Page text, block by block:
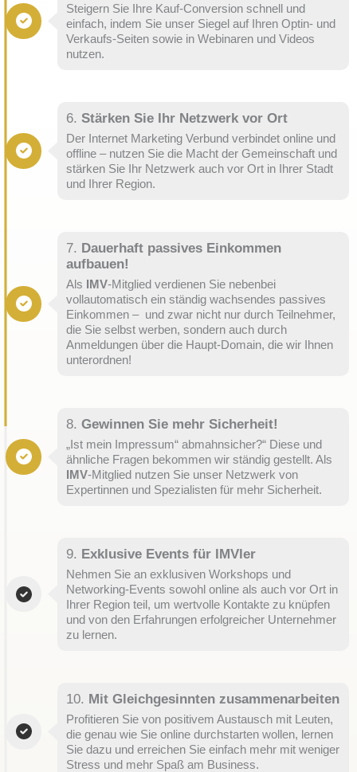
Steigern Sie Ihre Kauf-Conversion schnell und
einfach, indem Sie unser Siegel auf Ihren Optin- und
Verkaufs-Seiten sowie in Webinaren und Videos
nutzen.
6. Stärken Sie Ihr Netzwerk vor Ort
Der Internet Marketing Verbund verbindet online und
offline – nutzen Sie die Macht der Gemeinschaft und
stärken Sie Ihr Netzwerk auch vor Ort in Ihrer Stadt
und Ihrer Region.
7. Dauerhaft passives Einkommen
aufbauen!
Als IMV-Mitglied verdienen Sie nebenbei
vollautomatisch ein ständig wachsendes passives
Einkommen – und zwar nicht nur durch Teilnehmer,
die Sie selbst werben, sondern auch durch
Anmeldungen über die Haupt-Domain, die wir Ihnen
unterordnen!
8. Gewinnen Sie mehr Sicherheit!
„Ist mein Impressum“ abmahnsicher?“ Diese und
ähnliche Fragen bekommen wir ständig gestellt. Als
IMV-Mitglied nutzen Sie unser Netzwerk von
Expertinnen und Spezialisten für mehr Sicherheit.
9. Exklusive Events für IMVler
Nehmen Sie an exklusiven Workshops und
Networking-Events sowohl online als auch vor Ort in
Ihrer Region teil, um wertvolle Kontakte zu knüpfen
und von den Erfahrungen erfolgreicher Unternehmer
zu lernen.
10. Mit Gleichgesinnten zusammenarbeiten
Profitieren Sie von positivem Austausch mit Leuten,
die genau wie Sie online durchstarten wollen, lernen
Sie dazu und erreichen Sie einfach mehr mit weniger
Stress und mehr Spaß am Business.